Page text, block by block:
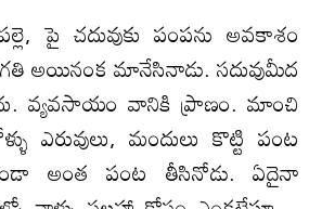
పై చదువుకు పంపను అవకాశం
అయినంక మానేసినాడు. సదువుమీద
వ్యవసాయం వానికి ప్రాణం. మాంచి
ఎరువులు, మందులు కొట్టి పంట
అంత పంట తీసినోడు. ఏదైనా